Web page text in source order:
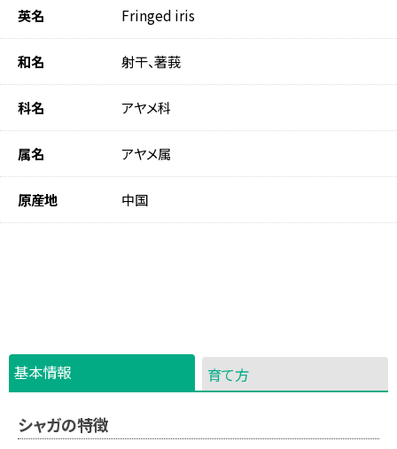
英名 Fringed iris
和名 射干、著莪
科名 アヤメ科
属名 アヤメ属
原産地 中国
基本情報 育て方
シャガの特徴